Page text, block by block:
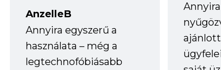
AnzelleB
Annyira egyszerű a
használata – még a
legtechnofóbiásabb